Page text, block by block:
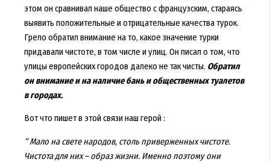
этом он сравнивал наше общество с французским, стараясь
выявить положительные и отрицательные качества турок.
Грело обратил внимание на то, какое значение турки
придавали чистоте, в том числе и улиц. Он писал о том, что
улицы европейских городов далеко не так чисты. Обратил
он внимание и на наличие бань и общественных туалетов
в городах.
Вот что пишет в этой связи наш герой :
“ Мало на свете народов, столь приверженных чистоте.
Чистота для них – образ жизни. Именно поэтому они